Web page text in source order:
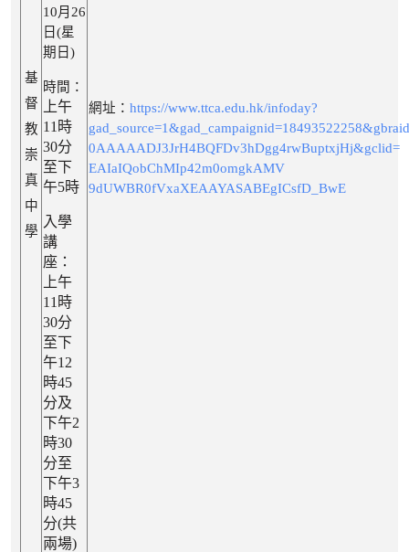
基
督
教
崇
真
中
學
10月26
日(星
期日)
時間：
上午
11時
30分
至下
午5時
入學
講
座：
上午
11時
30分
至下
午12
時45
分及
下午2
時30
分至
下午3
時45
分(共
兩場)
網址： https://www.ttca.edu.hk/infoday?
0AAAAADJ3JrH4BQFDv3hDgg4rwBuptxjHj&gclid=
EAIaIQobChMIp42m0omgkAMV
9dUWBR0fVxaXEAAYASABEgICsfD_BwE